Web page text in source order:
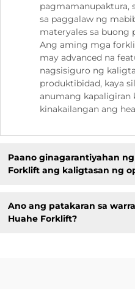
pagmamanupaktura,
sa paggalaw ng
materyales sa buong
Ang aming mga
may advanced na
nagsisiguro ng
produktibidad, kaya
anumang kapaligiran
kinakailangan ang
Paano ginagarantiyahan
Forklift ang kaligtasan ng
Ano ang patakaran sa
Huahe Forklift?